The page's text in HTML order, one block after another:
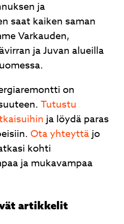
ja
saat kaiken saman
Varkauden,
ja Juvan alueilla
on
Tutustu
ja löydä paras
Ota yhteyttä jo
kohti
ja mukavampaa
artikkelit